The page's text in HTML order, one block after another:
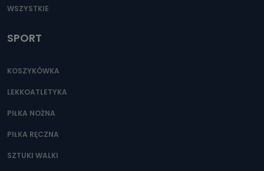
WSZYSTKIE
SPORT
KOSZYKÓWKA
LEKKOATLETYKA
PIŁKA NOŻNA
PIŁKA RĘCZNA
SZTUKI WALKI